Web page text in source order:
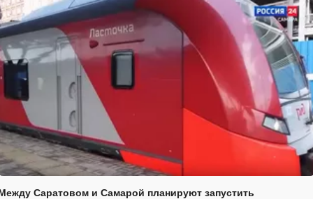
Саратовом и Самарой планируют запустить